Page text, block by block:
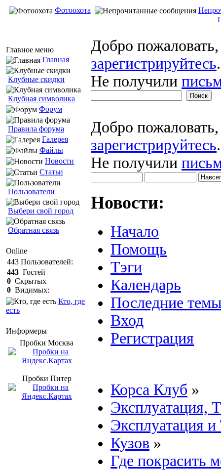
Фотоохота
Главное меню
Главная
Клубные скидки
Клубная символика
Форум
Правила форума
Галерея
Файлы
Новости
Статьи
Пользователи
Выбери свой город
Обратная связь
Online
443 Пользователей:
443 Гостей
0 Скрытых
0 Видимых:
Кто, где
есть
Информеры
Пробки Mосква
Пробки Питер
Добро
зарегистрируйтесь.
Не получили
Добро
зарегистрируйтесь.
Не получили
Новости:
Начало
Помощь
Тэги
Календарь
Последние
Вход
Регистрация
Корса Клуб »
Эксплуатация,
Эксплуатация
Кузов »
Где покрасить